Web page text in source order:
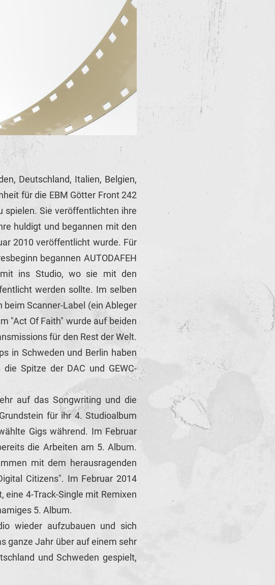
Deutschland, Italien, Belgien,
für die EBM Götter Front 242
spielen. Sie veröffentlichten ihre
huldigt und begannen mit den
2010 veröffentlicht wurde. Für
begannen AUTODAFEH
ins Studio, wo sie mit den
werden sollte. Im selben
Scanner-Label (ein Ableger
"Act Of Faith" wurde auf beiden
für den Rest der Welt.
in Schweden und Berlin haben
Spitze der DAC und GEWC-
auf das Songwriting und die
für ihr 4. Studioalbum
Gigs während. Im Februar
die Arbeiten am 5. Album.
mit dem herausragenden
Citizens". Im Februar 2014
4-Track-Single mit Remixen
5. Album.
wieder aufzubauen und sich
ganze Jahr über auf einem sehr
und Schweden gespielt,